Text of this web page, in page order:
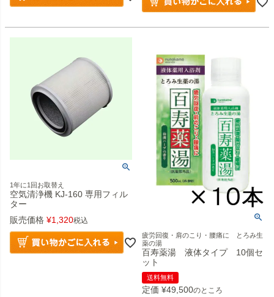
1年に1回お取替え
空気清浄機 KJ-160 専用フィル
ター
販売価格 ¥1,320税込
疲労回復・肩のこり・腰痛に とろみ生
薬の湯
百寿薬湯 液体タイプ 10個セ
ット
送料無料
定価 ¥49,500のところ